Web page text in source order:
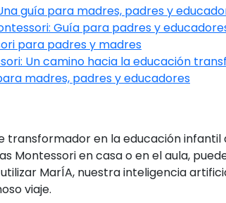
guía para madres, padres y
Guía para padres y
para padres y madres
Un camino hacia la educación
madres, padres y educadores
en la educación
Montessori en casa o en el aula,
MarÍA, nuestra inteligencia
viaje.